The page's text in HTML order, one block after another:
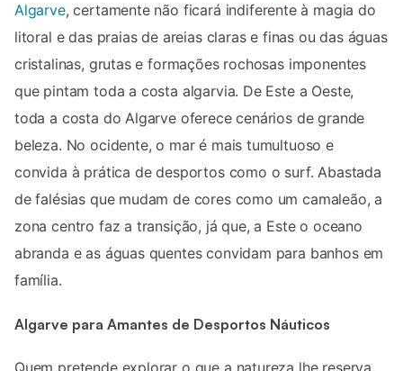
Algarve, certamente não ficará indiferente à magia do
litoral e das praias de areias claras e finas ou das águas
cristalinas, grutas e formações rochosas imponentes
que pintam toda a costa algarvia. De Este a Oeste,
toda a costa do Algarve oferece cenários de grande
beleza. No ocidente, o mar é mais tumultuoso e
convida à prática de desportos como o surf. Abastada
de falésias que mudam de cores como um camaleão, a
zona centro faz a transição, já que, a Este o oceano
abranda e as águas quentes convidam para banhos em
família.
Algarve para Amantes de Desportos Náuticos
Quem pretende explorar o que a natureza lhe reserva,